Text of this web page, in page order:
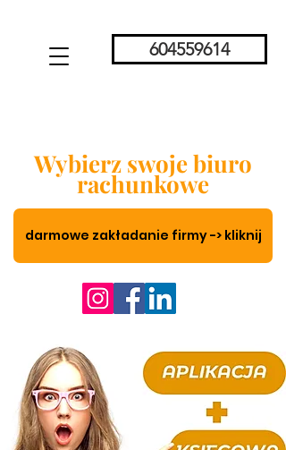
604559614
Wybierz swoje biuro
rachunkowe
darmowe zakładanie firmy -> kliknij